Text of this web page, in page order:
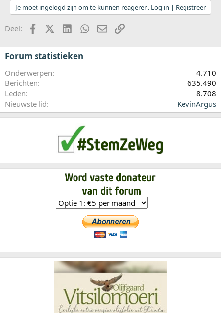
Je moet ingelogd zijn om te kunnen reageren. Log in | Registreer
Deel: FacebookX (Twitter)LinkedInWhatsApp
E-mailkoppeling
Forum statistieken
Onderwerpen
4.710
Berichten
635.490
Leden
8.708
Nieuwste lid
KevinArgus